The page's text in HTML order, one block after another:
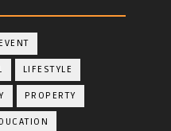
EVENT
LIFESTYLE
PROPERTY